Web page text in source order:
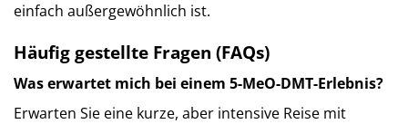
einfach außergewöhnlich ist.
Häufig gestellte Fragen (FAQs)
Was erwartet mich bei einem 5-MeO-DMT-Erlebnis?
Erwarten Sie eine kurze, aber intensive Reise mit